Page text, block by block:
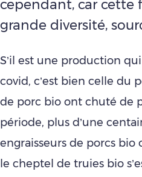
cependant, car cette
grande diversité,
S’il est une production
covid, c’est bien celle du
de porc bio ont chuté de
période, plus d’une
engraisseurs de porcs bio
le cheptel de truies bio